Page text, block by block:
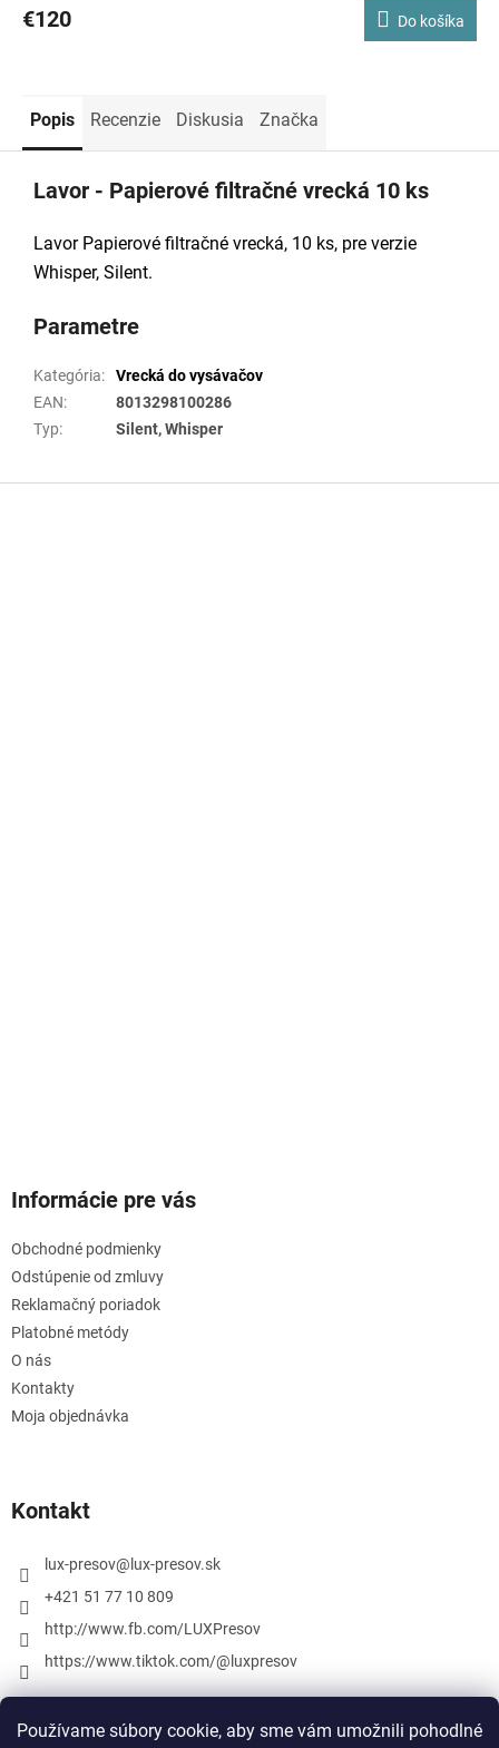
Používame súbory cookie, aby sme vám umožnili pohodlné
€120 Do košíka
Popis Recenzie Diskusia Značka
Lavor - Papierové filtračné vrecká 10 ks
Lavor Papierové filtračné vrecká, 10 ks, pre verzie
Whisper, Silent.
Parametre
Kategória:
Vrecká do vysávačov
EAN:
8013298100286
Typ: Silent, Whisper
Informácie pre vás
Obchodné podmienky
Odstúpenie od zmluvy
Reklamačný poriadok
Platobné metódy
O nás
Kontakty
Moja objednávka
Kontakt
lux-presov@ lux-presov.sk
+421 51 77 10 809
http://www.fb.com/LUXPresov
https://www.tiktok.com/@luxpresov